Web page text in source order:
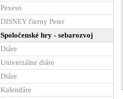
Pexeso
DISNEY čierny Peter
Spoločenské hry - sebarozvoj
Diáre
Univerzálne diáre
Diáre
Kalendáre